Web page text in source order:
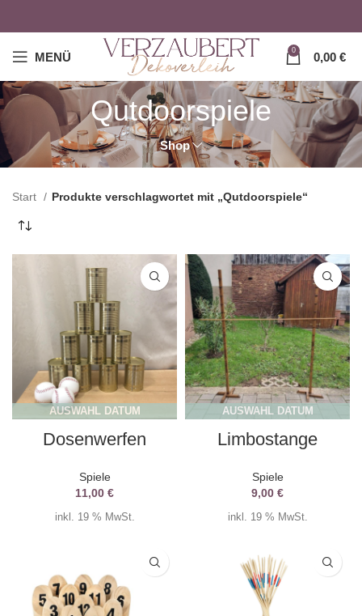
MENÜ 0 0,00 €
Qutdoorspiele
Shop
Start Produkte verschlagwortet mit „Qutdoorspiele“
AUSWAHL DATUM
Dosenwerfen
Spiele
11,00 €
inkl. 19 % MwSt.
AUSWAHL DATUM
Limbostange
Spiele
9,00 €
inkl. 19 % MwSt.